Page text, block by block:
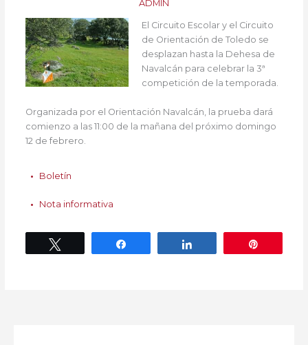
ADMIN
El Circuito Escolar y el Circuito
de Orientación de Toledo se
desplazan hasta la Dehesa de
Navalcán para celebrar la 3ª
competición de la temporada.
Organizada por el Orientación Navalcán, la prueba dará
comienzo a las 11:00 de la mañana del próximo domingo
12 de febrero.
Boletín
Nota informativa